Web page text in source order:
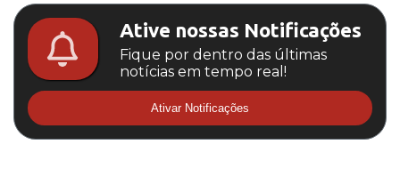
Ative nossas Notificações
Fique por dentro das últimas
notícias em tempo real!
Ativar Notificações